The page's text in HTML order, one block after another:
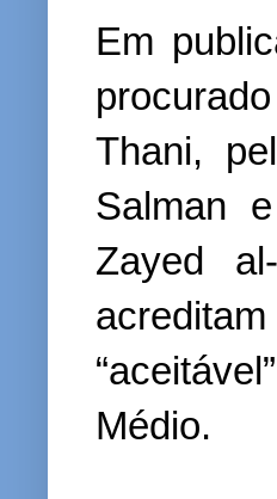
Em
Thani,
Salman
Zayed
Médio.